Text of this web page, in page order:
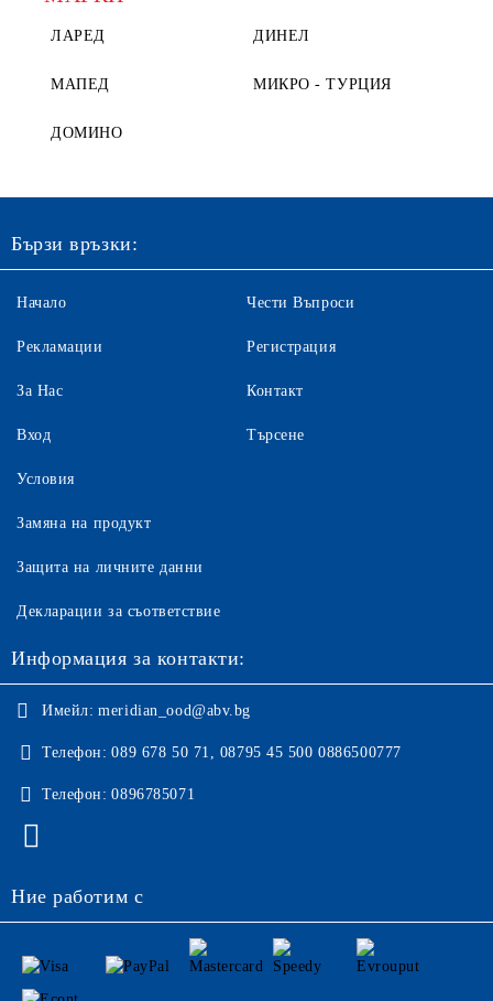
ЛАРЕД ДИНЕЛ
МАПЕД МИКРО - ТУРЦИЯ
ДОМИНО
Бързи връзки:
Начало
Рекламации
За Нас
Вход
Чести Въпроси
Регистрация
Контакт
Търсене
Условия
Замяна на продукт
Защита на личните данни
Декларации за съответствие
Информация за контакти:
Имейл: meridian_ood@abv.bg
Телефон: 089 678 50 71, 08795 45 500 0886500777
Телефон: 0896785071
Ние работим с